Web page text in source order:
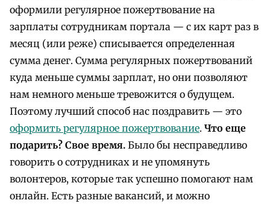
оформили регулярное пожертвование на
зарплаты сотрудникам портала — с их карт раз в
месяц (или реже) списывается определенная
сумма денег. Сумма регулярных пожертвований
куда меньше суммы зарплат, но они позволяют
нам немного меньше тревожится о будущем.
Поэтому лучший способ нас поздравить — это
оформить регулярное пожертвование. Что еще
подарить? Свое время. Было бы несправедливо
говорить о сотрудниках и не упомянуть
волонтеров, которые так успешно помогают нам
онлайн. Есть разные вакансий, и можно